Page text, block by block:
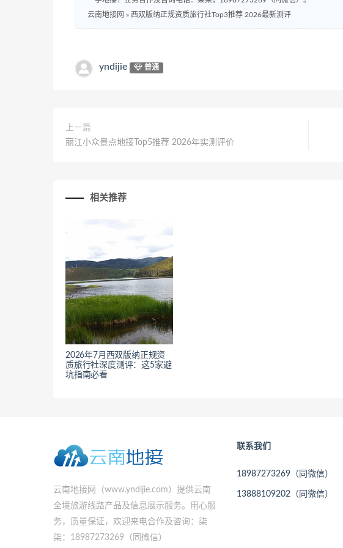
云南地接网 » 西双版纳正规资质旅行社Top3推荐 2026最新测评
yndijie 普通
上一篇
丽江小众景点地接Top5推荐 2026年实测评价
相关推荐
2026年7月西双版纳正规资
质旅行社深度测评：这5家避
坑指南必看
云南地接网（www.yndijie.com）提供云南
全境旅游线路产品及信息展示服务。用心服
务，质量保证，欢迎来电合作及咨询：柒
柒：18987273269（同微信）
联系我们
18987273269（同微信）
13888109202（同微信）